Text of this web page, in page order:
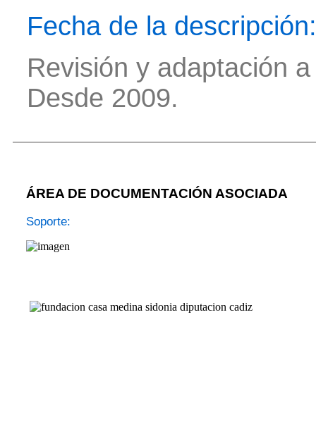
Fecha de la descripción:
Revisión y adaptación
Desde 2009.
ÁREA DE DOCUMENTACIÓN ASOCIADA
Soporte: